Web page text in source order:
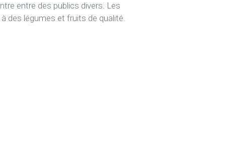
entre des publics divers. Les
des légumes et fruits de qualité.